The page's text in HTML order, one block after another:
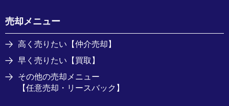
売却メニュー
高く売りたい【仲介売却】
早く売りたい【買取】
その他の売却メニュー
【任意売却・リースバック】